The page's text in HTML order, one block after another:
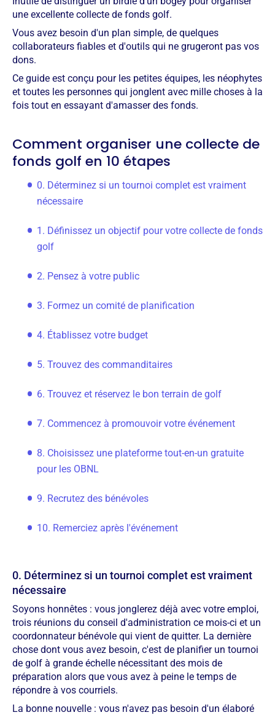
une excellente collecte de fonds golf.
Vous avez besoin d'un plan simple, de quelques
collaborateurs fiables et d'outils qui ne grugeront pas vos
dons.
Ce guide est conçu pour les petites équipes, les néophytes
et toutes les personnes qui jonglent avec mille choses à la
fois tout en essayant d'amasser des fonds.
Comment organiser une collecte de
fonds golf en 10 étapes
0. Déterminez si un tournoi complet est vraiment
nécessaire
1. Définissez un objectif pour votre collecte de fonds
golf
2. Pensez à votre public
3. Formez un comité de planification
4. Établissez votre budget
5. Trouvez des commanditaires
6. Trouvez et réservez le bon terrain de golf
7. Commencez à promouvoir votre événement
8. Choisissez une plateforme tout-en-un gratuite
pour les OBNL
9. Recrutez des bénévoles
10. Remerciez après l'événement
0. Déterminez si un tournoi complet est vraiment
nécessaire
Soyons honnêtes : vous jonglerez déjà avec votre emploi,
trois réunions du conseil d'administration ce mois-ci et un
coordonnateur bénévole qui vient de quitter. La dernière
chose dont vous avez besoin, c'est de planifier un tournoi
de golf à grande échelle nécessitant des mois de
préparation alors que vous avez à peine le temps de
répondre à vos courriels.
La bonne nouvelle : vous n'avez pas besoin d'un élaboré